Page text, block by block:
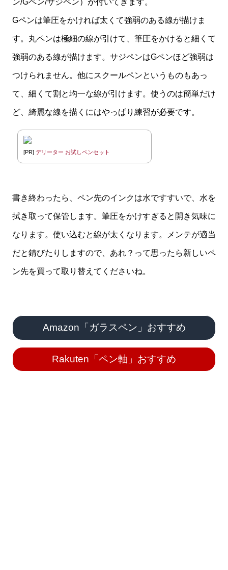
ン/Gペン/サジペン）が付いてきます。
Gペンは筆圧をかければ太くて強弱のある線が描けま
す。丸ペンは極細の線が引けて、筆圧をかけると細くて
強弱のある線が描けます。サジペンはGペンほど強弱は
つけられません。他にスクールペンというものもあっ
て、細くて割と均一な線が引けます。使うのは簡単だけ
ど、綺麗な線を描くにはやっぱり練習が必要です。
[PR]デリーター お試しペンセット
書き終わったら、ペン先のインクは水ですすいで、水を
拭き取って保管します。筆圧をかけすぎると開き気味に
なります。使い込むと線が太くなります。メンテが適当
だと錆びたりしますので、あれ？って思ったら新しいペ
ン先を買って取り替えてくださいね。
Amazon「ガラスペン」おすすめ
Rakuten「ペン軸」おすすめ